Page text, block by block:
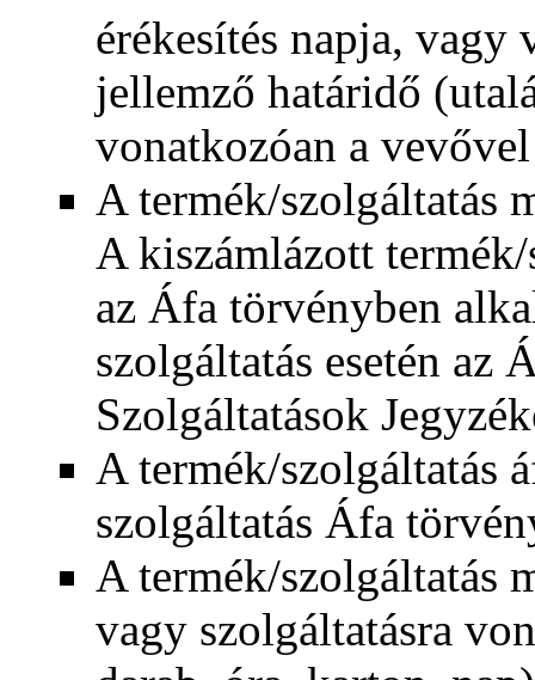
érékesítés napja, vagy
jellemző határidő
vonatkozóan a
A termék/szolgáltatás
A kiszámlázott
az Áfa törvényben
szolgáltatás esetén az
Szolgáltatások
A termék/szolgáltatás
szolgáltatás Áfa
A termék/szolgáltatás
vagy szolgáltatásra